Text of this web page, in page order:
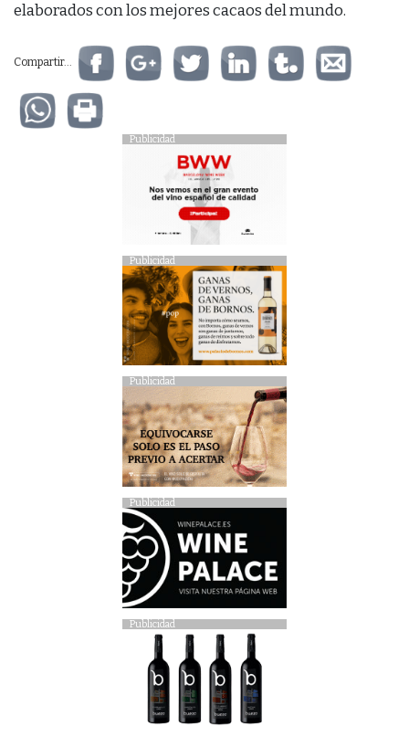
elaborados con los mejores cacaos del mundo.
Compartir...
Publicidad
Publicidad
Publicidad
Publicidad
Publicidad